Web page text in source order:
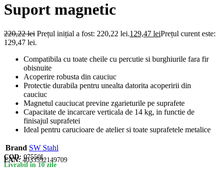
Suport magnetic
220,22lei Prețul inițial a fost: 220,22 lei.129,47 leiPrețul curent este:
129,47 lei.
Compatibila cu toate cheile cu percutie si burghiurile fara fir
obisnuite
Acoperire robusta din cauciuc
Protectie durabila pentru unealta datorita acoperirii din
cauciuc
Magnetul cauciucat previne zgarieturile pe suprafete
Capacitate de incarcare verticala de 14 kg, in functie de
finisajul suprafetei
Ideal pentru carucioare de atelier si toate suprafetele metalice
Brand SW Stahl
EAN: 4033592149709
COD: 07550L
Livrabil în 10 zile